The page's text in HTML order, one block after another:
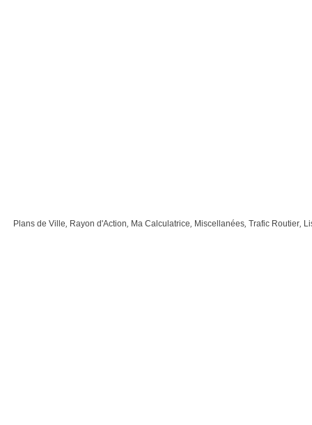
Plans de Ville, Rayon d'Action, Ma Calculatrice, Miscellanées, Trafic Routier,